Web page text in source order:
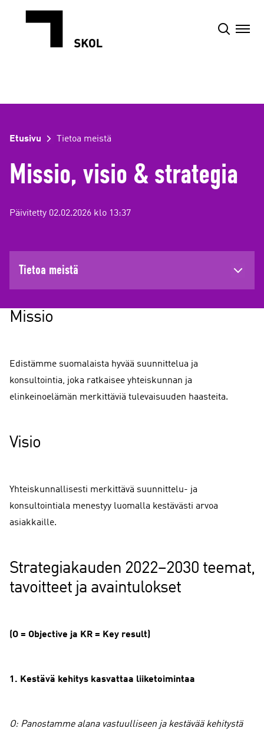
sisältöön
Etusivu Tietoa meistä
Missio, visio & strategia
Päivitetty 02.02.2026 klo 13:37
Tietoa meistä
Missio
Edistämme suomalaista hyvää suunnittelua ja
konsultointia, joka ratkaisee yhteiskunnan ja
elinkeinoelämän merkittäviä tulevaisuuden haasteita.
Visio
Yhteiskunnallisesti merkittävä suunnittelu- ja
konsultointiala menestyy luomalla kestävästi arvoa
asiakkaille.
Strategiakauden 2022–2030 teemat,
tavoitteet ja avaintulokset
(O = Objective ja KR = Key result)
1. Kestävä kehitys kasvattaa liiketoimintaa
O: Panostamme alana vastuulliseen ja kestävää kehitystä